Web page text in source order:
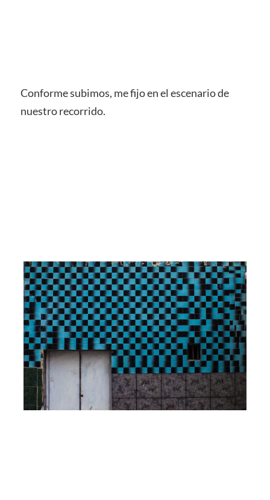
Conforme subimos, me fijo en el escenario de
nuestro recorrido.